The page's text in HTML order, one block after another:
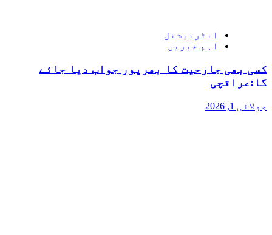
انٹرنیشنل
اہم خبریں
کسی بھی جارحیت کا بھرپور جواب دیا جائے
گا:عراقچی
جولائی 1, 2026